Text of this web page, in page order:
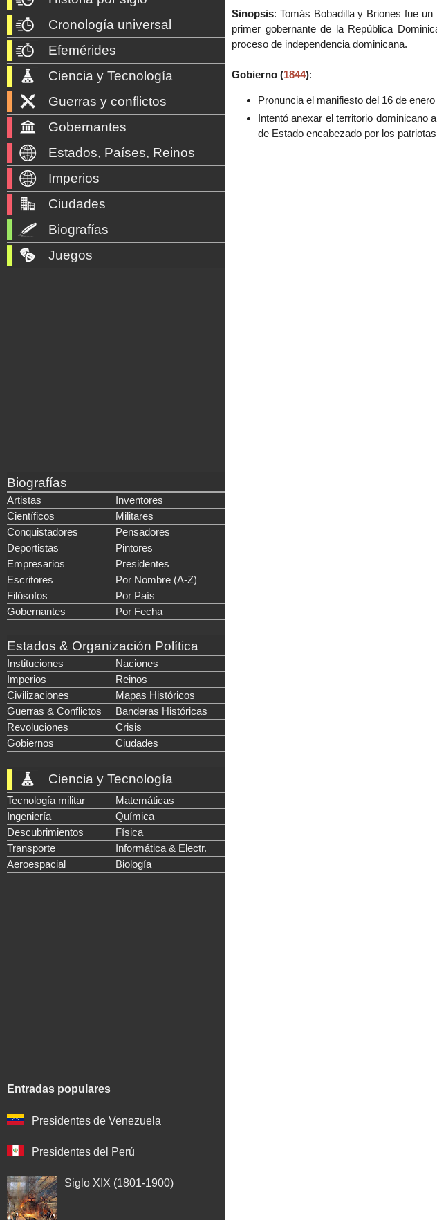
Sinopsis: Tomás Bobadilla y Briones fue
primer gobernante de la República
proceso de independencia dominicana.
Gobierno (1844):
Pronuncia el manifiesto del 16 de
Intentó anexar el territorio dominicano
de Estado encabezado por los
Cronología universal
Efemérides
Ciencia y Tecnología
Guerras y conflictos
Gobernantes
Estados, Países, Reinos
Imperios
Ciudades
Biografías
Juegos
Biografías
Artistas
Inventores
Científicos
Militares
Conquistadores
Pensadores
Deportistas
Pintores
Empresarios
Presidentes
Escritores
Por Nombre (A-Z)
Filósofos
Por País
Gobernantes
Por Fecha
Estados & Organización Política
Instituciones
Naciones
Imperios
Reinos
Civilizaciones
Mapas Históricos
Guerras & Conflictos
Banderas Históricas
Revoluciones
Crisis
Gobiernos
Ciudades
Ciencia y Tecnología
Tecnología militar
Matemáticas
Ingeniería
Química
Descubrimientos
Física
Transporte
Informática & Electr.
Aeroespacial
Biología
Entradas populares
Presidentes de Venezuela
Presidentes del Perú
Siglo XIX (1801-1900)